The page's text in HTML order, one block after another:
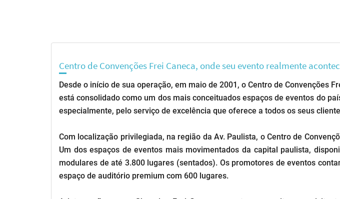
Centro de Convenções Frei Caneca, onde seu evento realmente
Desde o início de sua operação, em maio de 2001, o Centro de Convenções
está consolidado como um dos mais conceituados espaços de eventos do
especialmente, pelo serviço de excelência que oferece a todos os seus
Com localização privilegiada, na região da Av. Paulista, o Centro de
Um dos espaços de eventos mais movimentados da capital paulista,
modulares de até 3.800 lugares (sentados). Os promotores de eventos
espaço de auditório premium com 600 lugares.